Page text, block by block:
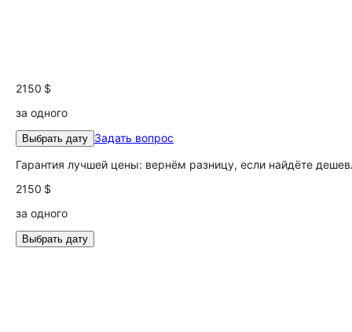
2150 $
за одного
Выбрать дату Задать вопрос
Гарантия лучшей цены: вернём разницу, если найдёте
2150 $
за одного
Выбрать дату